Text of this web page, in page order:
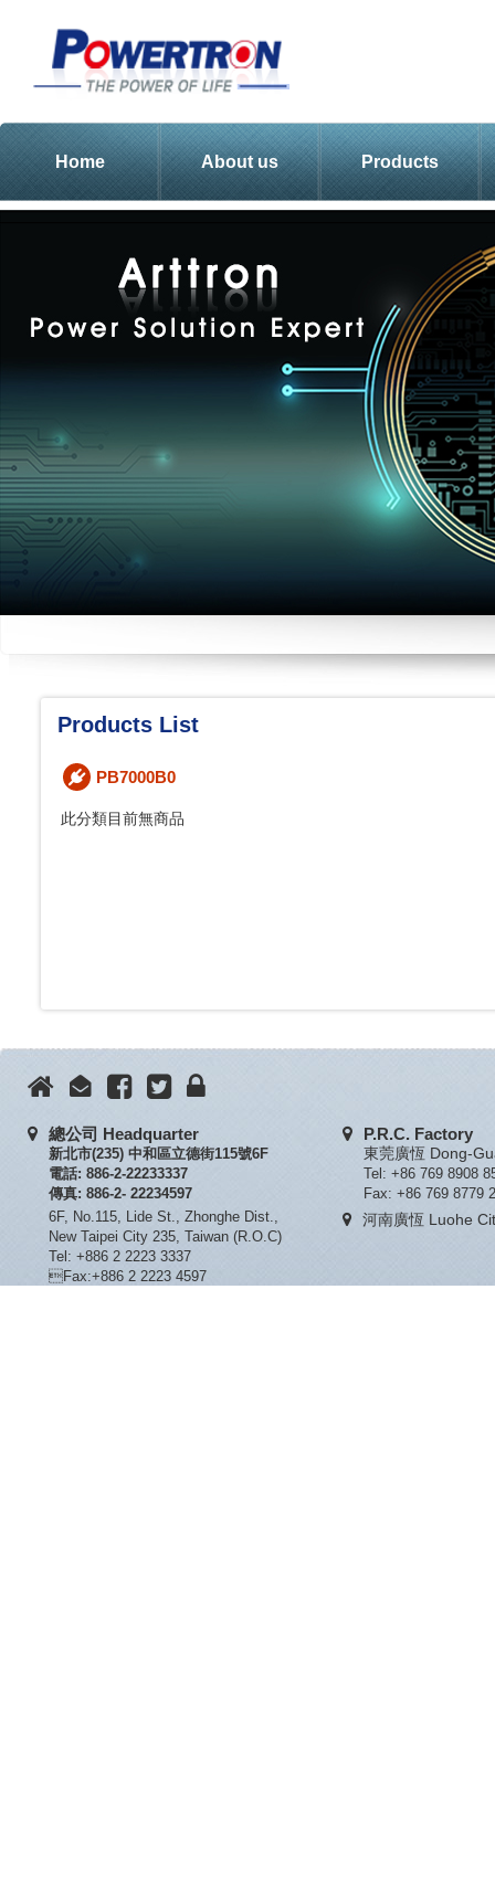
Home About us Products
Products List
PB7000B0
此分類目前無商品
總公司 Headquarter
新北市(235) 中和區立德街115號6F
電話: 886-2-22233337
傳真: 886-2- 22234597
6F, No.115, Lide St., Zhonghe Dist.,
New Taipei City 235, Taiwan (R.O.C)
Tel: +886 2 2223 3337
Fax:+886 2 2223 4597
P.R.C. Factory
東莞廣恆 Dong-
Tel: +86 769 8908
Fax: +86 769 8779
河南廣恆 Luohe